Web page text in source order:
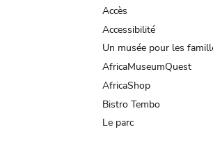
Accès
Accessibilité
Un musée pour les
AfricaMuseumQuest
AfricaShop
Bistro Tembo
Le parc